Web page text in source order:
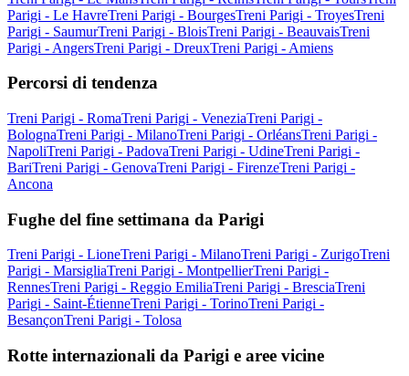
Parigi - Le HavreTreni Parigi - BourgesTreni Parigi - TroyesTreni
Parigi - SaumurTreni Parigi - BloisTreni Parigi - BeauvaisTreni
Parigi - AngersTreni Parigi - DreuxTreni Parigi - Amiens
Percorsi di tendenza
Treni Parigi - RomaTreni Parigi - VeneziaTreni Parigi -
BolognaTreni Parigi - MilanoTreni Parigi - OrléansTreni Parigi -
NapoliTreni Parigi - PadovaTreni Parigi - UdineTreni Parigi -
BariTreni Parigi - GenovaTreni Parigi - FirenzeTreni Parigi -
Ancona
Fughe del fine settimana da Parigi
Treni Parigi - LioneTreni Parigi - MilanoTreni Parigi - ZurigoTreni
Parigi - MarsigliaTreni Parigi - MontpellierTreni Parigi -
RennesTreni Parigi - Reggio EmiliaTreni Parigi - BresciaTreni
Parigi - Saint-ÉtienneTreni Parigi - TorinoTreni Parigi -
BesançonTreni Parigi - Tolosa
Rotte internazionali da Parigi e aree vicine